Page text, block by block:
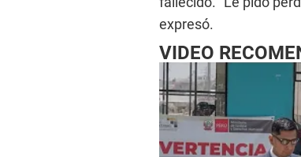
expresó.
VIDEO